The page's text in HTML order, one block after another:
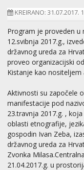
KREIRANO: 31.07.2017.
Program je proveden u
12.svibnja 2017.g.,
državnog ureda za
proveo organizacijski
Kistanje kao nositeljem
Aktivnosti su započele
manifestacije pod
23.travnja 2017.g. ,
oblasti etnografije,
gospodin Ivan Zeba,
državnog ureda za
Zvonka
21.04.2017.g. u